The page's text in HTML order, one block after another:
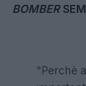
BOMBER
"Perchè